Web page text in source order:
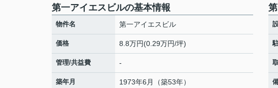
第一アイエスビルの基本情報
物件名 第一アイエスビル
価格 8.8万円(0.29万円/坪)
管理/共益費 -
築年月 1973年6月（築53年）